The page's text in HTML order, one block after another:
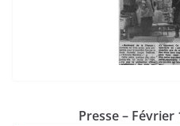
Presse – Février